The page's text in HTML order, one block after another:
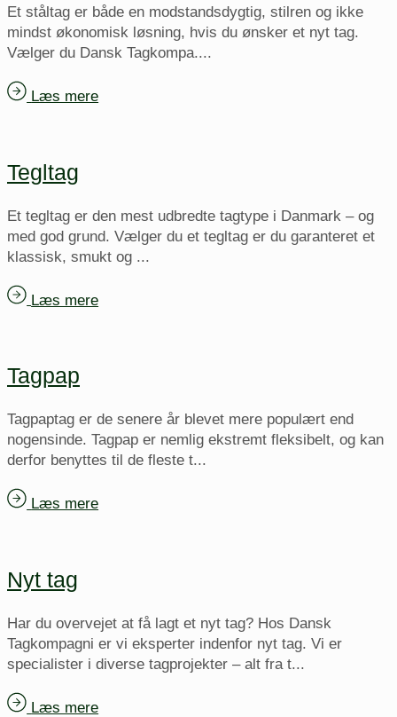
Et ståltag er både en modstandsdygtig, stilren og ikke
mindst økonomisk løsning, hvis du ønsker et nyt tag.
Vælger du Dansk Tagkompa....
Læs mere
Tegltag
Et tegltag er den mest udbredte tagtype i Danmark – og
med god grund. Vælger du et tegltag er du garanteret et
klassisk, smukt og ...
Læs mere
Tagpap
Tagpaptag er de senere år blevet mere populært end
nogensinde. Tagpap er nemlig ekstremt fleksibelt, og kan
derfor benyttes til de fleste t...
Læs mere
Nyt tag
Har du overvejet at få lagt et nyt tag? Hos Dansk
Tagkompagni er vi eksperter indenfor nyt tag. Vi er
specialister i diverse tagprojekter – alt fra t...
Læs mere